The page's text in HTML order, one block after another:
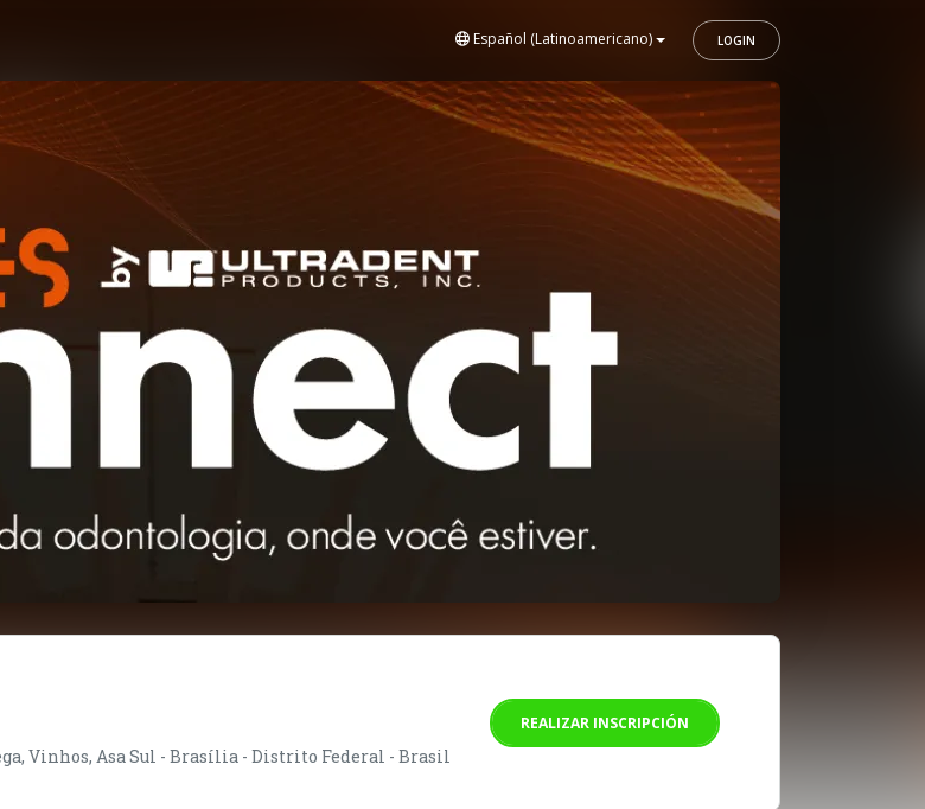
Español (Latinoamericano) LOGIN
Vinhos, Asa Sul - Brasília - Distrito Federal - Brasil
REALIZAR INSCRIPCIÓN